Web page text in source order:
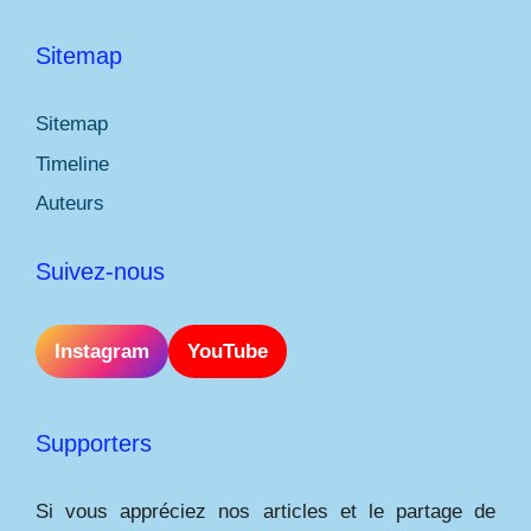
Sitemap
Sitemap
Timeline
Auteurs
Suivez-nous
Instagram YouTube
Supporters
Si vous appréciez nos articles et le partage de